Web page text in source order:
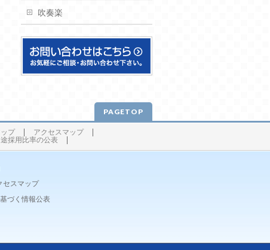
吹奏楽
PAGETOP
プ
アクセスマップ
採用比率の公表
セスマップ
づく情報公表